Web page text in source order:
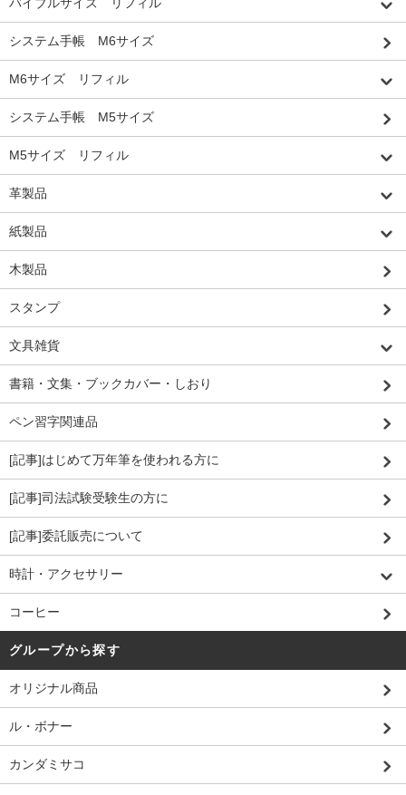
システム手帳 M6サイズ
M6サイズ リフィル
システム手帳 M5サイズ
M5サイズ リフィル
革製品
紙製品
木製品
スタンプ
文具雑貨
書籍・文集・ブックカバー・しおり
ペン習字関連品
[記事]はじめて万年筆を使われる方に
[記事]司法試験受験生の方に
[記事]委託販売について
時計・アクセサリー
コーヒー
グループから探す
オリジナル商品
ル・ボナー
カンダミサコ